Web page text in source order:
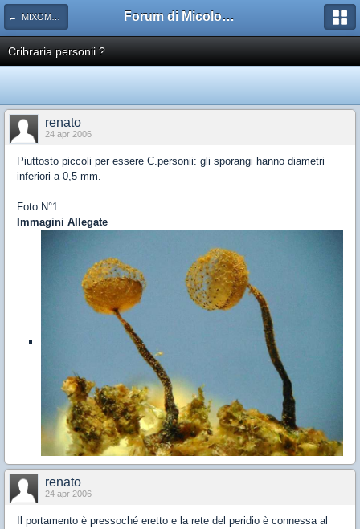
← MIXOMYCETES: CERATIOMYCETES, ACRASIOMYCETES Forum di Micologia AMB Gruppo di Muggia e del Carso
Cribraria personii ?
renato
24 apr 2006
Piuttosto piccoli per essere C.personii: gli sporangi hanno diametri
inferiori a 0,5 mm.
Foto N°1
Immagini Allegate
renato
24 apr 2006
Il portamento è pressoché eretto e la rete del peridio è connessa al